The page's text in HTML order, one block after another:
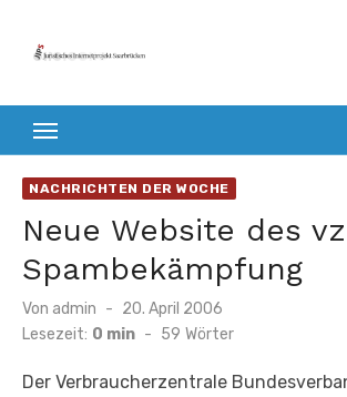
Inhalt
NACHRICHTEN DER WOCHE
Neue Website des
Spambekämpfung
Von admin
Veröffentlicht
am
20. April 2006
Lesezeit: 0 min - 59 Wörter
Der Verbraucherzentrale